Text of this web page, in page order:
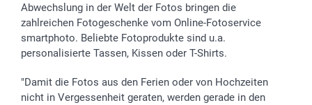
Abwechslung in der Welt der Fotos bringen die
zahlreichen Fotogeschenke vom Online-Fotoservice
smartphoto. Beliebte Fotoprodukte sind u.a.
personalisierte Tassen, Kissen oder T-Shirts.
"Damit die Fotos aus den Ferien oder von Hochzeiten
nicht in Vergessenheit geraten, werden gerade in den